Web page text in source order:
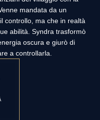
mandata da un
controllo, ma che in realtà
abilità. Syndra trasformò
oscura e giurò di
a controllarla.